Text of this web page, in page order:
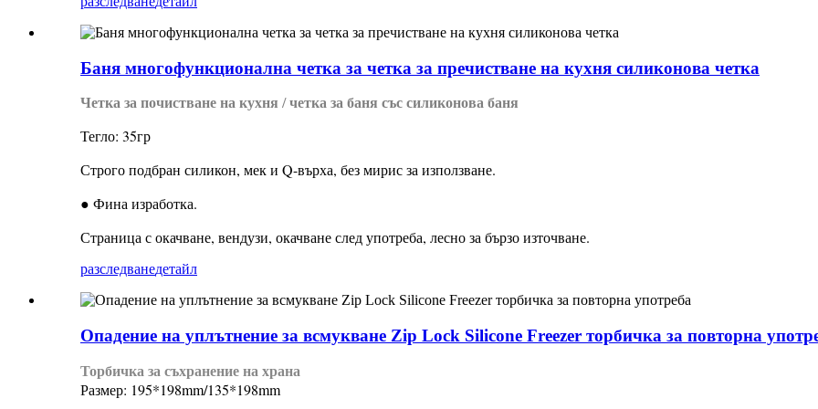
Баня многофункционална четка за четка за пречистване на кухня силиконова четка
Четка за почистване на кухня / четка за баня със силиконова баня
Тегло: 35гр
Строго подбран силикон, мек и Q-върха, без мирис за използване.
● Фина изработка.
Страница с окачване, вендузи, окачване след употреба, лесно за бързо източване.
разследванедетайл
Опадение на уплътнение за всмукване Zip Lock Silicone Freezer торбичка за повторна
Торбичка за съхранение на храна
Размер: 195*198mm/135*198mm